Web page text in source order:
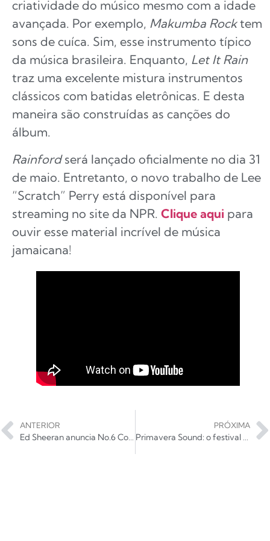
criatividade do músico mesmo com a idade
avançada. Por exemplo, Makumba Rocktem
sons de cuíca. Sim, esse instrumento típico
da música brasileira. Enquanto, Let It Rain
traz uma excelente mistura instrumentos
clássicos com batidas eletrônicas. E desta
maneira são construídas as canções do
álbum.
Rainfordserá lançado oficialmente no dia 31
de maio. Entretanto, o novo trabalho de Lee
“Scratch” Perry está disponível para
streaming no site da NPR. Clique aqui para
ouvir esse material incrível de música
jamaicana!
ANTERIOR
Ed Sheeran anuncia No.6 Collaborations Project
PRÓXIMA
Primavera Sound: o festival que domina Barcelona e Porto